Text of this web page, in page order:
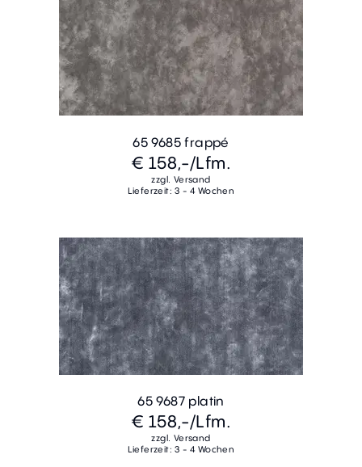
65 9685 frappé
€ 158,-/Lfm.
zzgl. Versand
Lieferzeit: 3 - 4 Wochen
65 9687 platin
€ 158,-/Lfm.
zzgl. Versand
Lieferzeit: 3 - 4 Wochen